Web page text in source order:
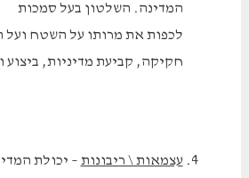
המדינה. השלטון בעל סמכות
לכפות את מרותו על השטח ועל
חקיקה, קביעת מדיניות, ביצוע
עצמאות \ ריבונות – יכולת